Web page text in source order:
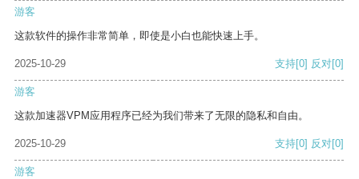
游客
这款软件的操作非常简单，即使是小白也能快速上手。
2025-10-29 支持[0] 反对[0]
游客
这款加速器VPM应用程序已经为我们带来了无限的隐私和自由。
2025-10-29 支持[0] 反对[0]
游客